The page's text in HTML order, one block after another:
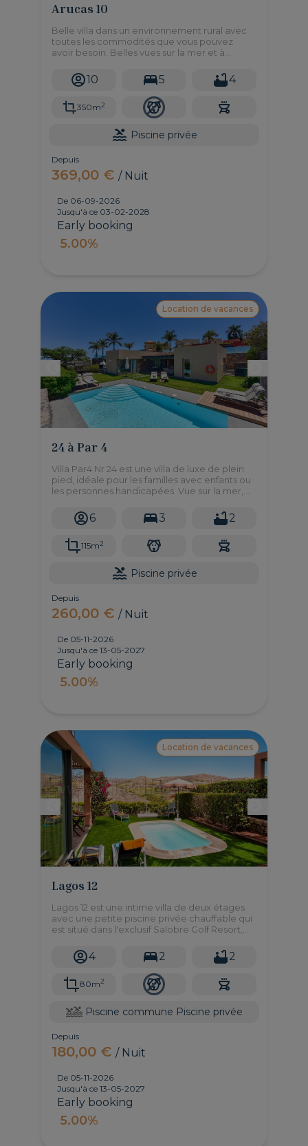
Arucas 10
Belle villa dans un environnement rural avec
toutes les commodités que vous pouvez
avoir besoin. Belles vues sur la mer et à
de la zone et à 15 minutes de la Plage de Las
Canteras!
10 5 4
350m2
Piscine privée
Depuis
369,00 €/ Nuit
De 06-09-2026
Jusqu'à ce 03-02-2028
Early booking
5.00%
Location de vacances
24 à Par 4
Villa Par4 Nr 24 est une villa de luxe de plein
pied, idéale pour les familles avec enfants ou
les personnes handicapées. Vue sur la mer,
un très grand jardín
6 3 2
115m2
Piscine privée
Depuis
260,00 €/ Nuit
De 05-11-2026
Jusqu'à ce 13-05-2027
Early booking
5.00%
Location de vacances
Lagos 12
Lagos 12 est une intime villa de deux étages
avec une petite piscine privée chauffable qui
est situé dans l'exclusif Salobre Golf Resort,
minutes en voiture des plages.
4 2 2
80m2
Piscine commune Piscine privée
Depuis
180,00 €/ Nuit
De 05-11-2026
Jusqu'à ce 13-05-2027
Early booking
5.00%